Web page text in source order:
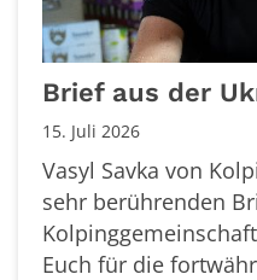
Brief aus der
15. Juli 2026
Vasyl Savka von
sehr berührenden
Euch für die